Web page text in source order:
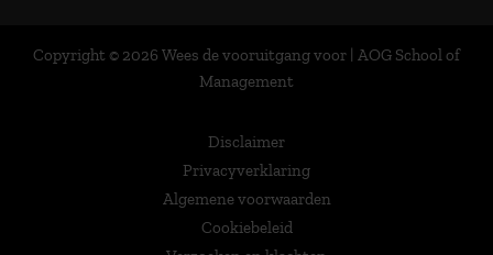
Copyright © 2026 Wees de vooruitgang voor | AOG School of
Management
Disclaimer
Privacyverklaring
Algemene voorwaarden
Cookiebeleid